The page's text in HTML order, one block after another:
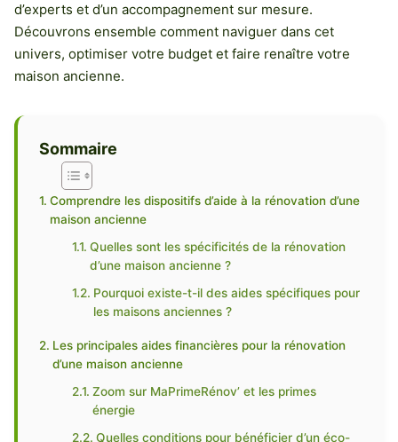
d’experts et d’un accompagnement sur mesure.
Découvrons ensemble comment naviguer dans cet
univers, optimiser votre budget et faire renaître votre
maison ancienne.
Sommaire
Comprendre les dispositifs d’aide à la rénovation d’une
maison ancienne
Quelles sont les spécificités de la rénovation
d’une maison ancienne ?
Pourquoi existe-t-il des aides spécifiques pour
les maisons anciennes ?
Les principales aides financières pour la rénovation
d’une maison ancienne
Zoom sur MaPrimeRénov’ et les primes
énergie
Quelles conditions pour bénéficier d’un éco-